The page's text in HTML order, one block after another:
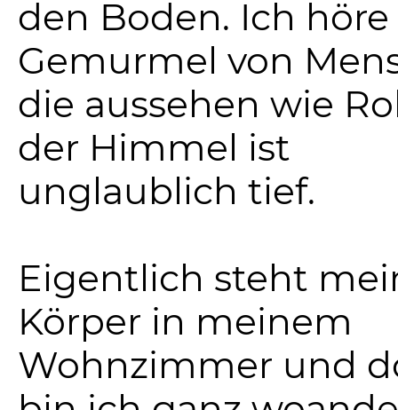
den Boden. Ich höre
Gemurmel von
die aussehen wie
der Himmel ist
unglaublich tief.
Eigentlich steht
Körper in meinem
Wohnzimmer und